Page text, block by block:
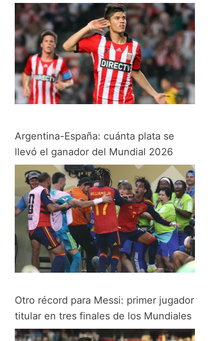
Argentina-España: cuánta plata se
llevó el ganador del Mundial 2026
Otro récord para Messi: primer jugador
titular en tres finales de los Mundiales